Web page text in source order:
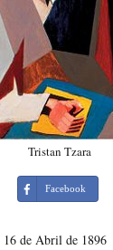
Tristan Tzara
Facebook
16 de Abril de 1896